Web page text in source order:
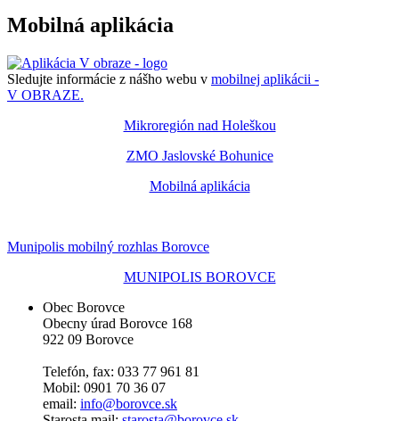
Mobilná aplikácia
Sledujte informácie z nášho webu v mobilnej aplikácii -
V OBRAZE.
Mikroregión nad Holeškou
ZMO Jaslovské Bohunice
Mobilná aplikácia
Munipolis mobilný rozhlas Borovce
MUNIPOLIS BOROVCE
Obec Borovce
Obecny úrad Borovce 168
922 09 Borovce
Telefón, fax: 033 77 961 81
Mobil: 0901 70 36 07
email: info@borovce.sk